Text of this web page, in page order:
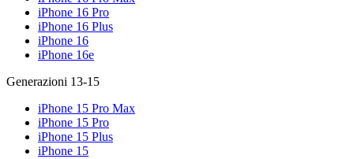
iPhone 16 Pro
iPhone 16 Plus
iPhone 16
iPhone 16e
Generazioni 13-15
iPhone 15 Pro Max
iPhone 15 Pro
iPhone 15 Plus
iPhone 15